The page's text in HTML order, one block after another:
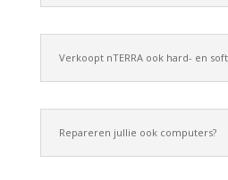
Verkoopt nTERRA ook hard- en
Repareren jullie ook computers?